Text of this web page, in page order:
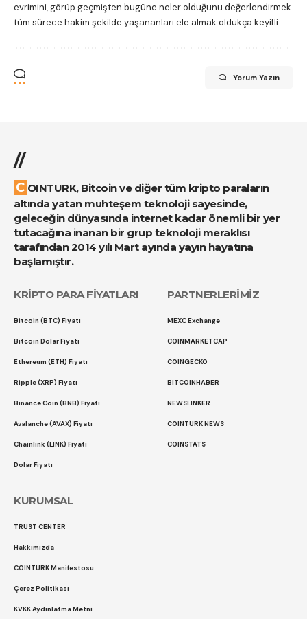
evrimini, görüp geçmişten bugüne neler olduğunu değerlendirmek
tüm sürece hakim şekilde yaşananları ele almak oldukça keyifli.
Yorum Yazın
//
COINTURK, Bitcoin ve diğer tüm kripto paraların
altında yatan muhteşem teknoloji sayesinde,
geleceğin dünyasında internet kadar önemli bir yer
tutacağına inanan bir grup teknoloji meraklısı
tarafından 2014 yılı Mart ayında yayın hayatına
başlamıştır.
KRİPTO PARA FİYATLARI
Bitcoin (BTC) Fiyatı
Bitcoin Dolar Fiyatı
Ethereum (ETH) Fiyatı
Ripple (XRP) Fiyatı
Binance Coin (BNB) Fiyatı
Avalanche (AVAX) Fiyatı
Chainlink (LINK) Fiyatı
Dolar Fiyatı
PARTNERLERİMİZ
MEXC Exchange
COINMARKETCAP
COINGECKO
BITCOINHABER
NEWSLINKER
COINTURK NEWS
COINSTATS
KURUMSAL
TRUST CENTER
Hakkımızda
COINTURK Manifestosu
Çerez Politikası
KVKK Aydınlatma Metni